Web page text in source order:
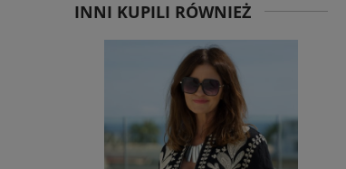
INNI KUPILI RÓWNIEŻ